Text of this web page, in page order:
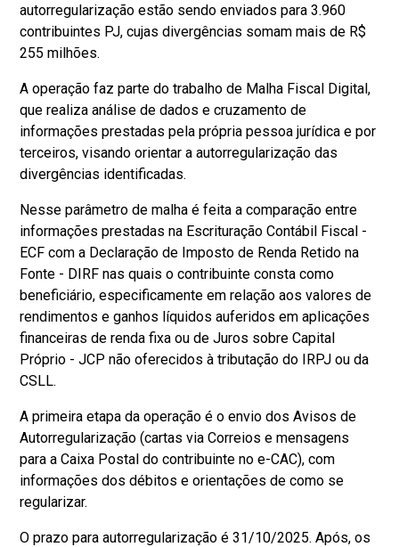
autorregularização estão sendo enviados para 3.960
contribuintes PJ, cujas divergências somam mais de R$
255 milhões.
A operação faz parte do trabalho de Malha Fiscal Digital,
que realiza análise de dados e cruzamento de
informações prestadas pela própria pessoa jurídica e por
terceiros, visando orientar a autorregularização das
divergências identificadas.
Nesse parâmetro de malha é feita a comparação entre
informações prestadas na Escrituração Contábil Fiscal -
ECF com a Declaração de Imposto de Renda Retido na
Fonte - DIRF nas quais o contribuinte consta como
beneficiário, especificamente em relação aos valores de
rendimentos e ganhos líquidos auferidos em aplicações
financeiras de renda fixa ou de Juros sobre Capital
Próprio - JCP não oferecidos à tributação do IRPJ ou da
CSLL.
A primeira etapa da operação é o envio dos Avisos de
Autorregularização (cartas via Correios e mensagens
para a Caixa Postal do contribuinte no e-CAC), com
informações dos débitos e orientações de como se
regularizar.
O prazo para autorregularização é 31/10/2025. Após, os